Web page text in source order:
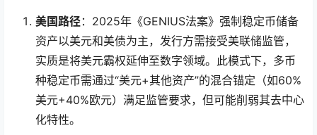
美国路径：2025年《GENIUS法案》强制稳定币储备
资产以美元和美债为主，发行方需接受美联储监管，
实质是将美元霸权延伸至数字领域。此模式下，多币
种稳定币需通过“美元+其他资产”的混合锚定（如60%
美元+40%欧元）满足监管要求，但可能削弱其去中心
化特性。